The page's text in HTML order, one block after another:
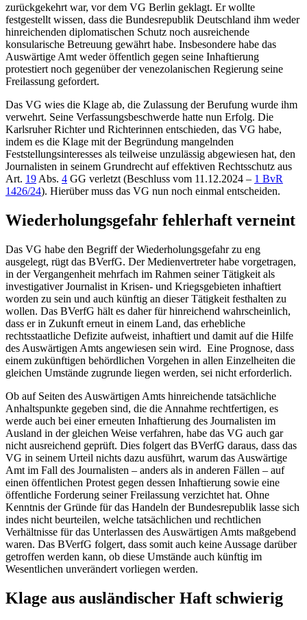
zurückgekehrt war, vor dem VG Berlin geklagt. Er wollte
festgestellt wissen, dass die Bundesrepublik Deutschland ihm weder
hinreichenden diplomatischen Schutz noch ausreichende
konsularische Betreuung gewährt habe. Insbesondere habe das
Auswärtige Amt weder öffentlich gegen seine Inhaftierung
protestiert noch gegenüber der venezolanischen Regierung seine
Freilassung gefordert.
Das VG wies die Klage ab, die Zulassung der Berufung wurde ihm
verwehrt. Seine Verfassungsbeschwerde hatte nun Erfolg. Die
Karlsruher Richter und Richterinnen entschieden, das VG habe,
indem es die Klage mit der Begründung mangelnden
Feststellungsinteresses als teilweise unzulässig abgewiesen hat, den
Journalisten in seinem Grundrecht auf effektiven Rechtsschutz aus
Art. 19 Abs. 4 GG verletzt (Beschluss vom 11.12.2024 – 1 BvR
1426/24). Hierüber muss das VG nun noch einmal entscheiden.
Wiederholungsgefahr fehlerhaft verneint
Das VG habe den Begriff der Wiederholungsgefahr zu eng
ausgelegt, rügt das BVerfG. Der Medienvertreter habe vorgetragen,
in der Vergangenheit mehrfach im Rahmen seiner Tätigkeit als
investigativer Journalist in Krisen- und Kriegsgebieten inhaftiert
worden zu sein und auch künftig an dieser Tätigkeit festhalten zu
wollen. Das BVerfG hält es daher für hinreichend wahrscheinlich,
dass er in Zukunft erneut in einem Land, das erhebliche
rechtsstaatliche Defizite aufweist, inhaftiert und damit auf die Hilfe
des Auswärtigen Amts angewiesen sein wird. Eine Prognose, dass
einem zukünftigen behördlichen Vorgehen in allen Einzelheiten die
gleichen Umstände zugrunde liegen werden, sei nicht erforderlich.
Ob auf Seiten des Auswärtigen Amts hinreichende tatsächliche
Anhaltspunkte gegeben sind, die die Annahme rechtfertigen, es
werde auch bei einer erneuten Inhaftierung des Journalisten im
Ausland in der gleichen Weise verfahren, habe das VG auch gar
nicht ausreichend geprüft. Dies folgert das BVerfG daraus, dass das
VG in seinem Urteil nichts dazu ausführt, warum das Auswärtige
Amt im Fall des Journalisten – anders als in anderen Fällen – auf
einen öffentlichen Protest gegen dessen Inhaftierung sowie eine
öffentliche Forderung seiner Freilassung verzichtet hat. Ohne
Kenntnis der Gründe für das Handeln der Bundesrepublik lasse sich
indes nicht beurteilen, welche tatsächlichen und rechtlichen
Verhältnisse für das Unterlassen des Auswärtigen Amts maßgebend
waren. Das BVerfG folgert, dass somit auch keine Aussage darüber
getroffen werden kann, ob diese Umstände auch künftig im
Wesentlichen unverändert vorliegen werden.
Klage aus ausländischer Haft schwierig